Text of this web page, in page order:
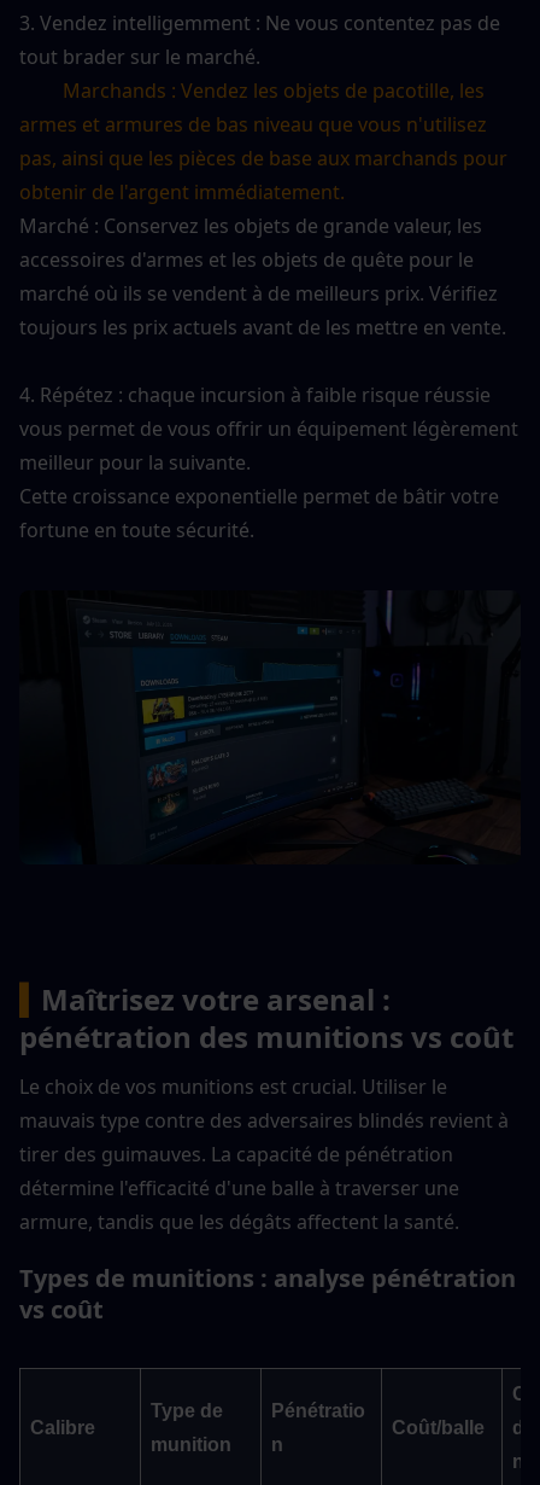
3. Vendez intelligemment : Ne vous contentez pas de
tout brader sur le marché.
Marchands : Vendez les objets de pacotille, les
armes et armures de bas niveau que vous n'utilisez
pas, ainsi que les pièces de base aux marchands pour
obtenir de l'argent immédiatement.
Marché : Conservez les objets de grande valeur, les
accessoires d'armes et les objets de quête pour le
marché où ils se vendent à de meilleurs prix. Vérifiez
toujours les prix actuels avant de les mettre en vente.
4. Répétez : chaque incursion à faible risque réussie
vous permet de vous offrir un équipement légèrement
meilleur pour la suivante.
Cette croissance exponentielle permet de bâtir votre
fortune en toute sécurité.
Maîtrisez votre arsenal :
pénétration des munitions vs coût
Le choix de vos munitions est crucial. Utiliser le
mauvais type contre des adversaires blindés revient à
tirer des guimauves. La capacité de pénétration
détermine l'efficacité d'une balle à traverser une
armure, tandis que les dégâts affectent la santé.
Types de munitions : analyse pénétration
vs coût
Calibre
Type de
munition
Pénétratio
n
Coût/balle
n